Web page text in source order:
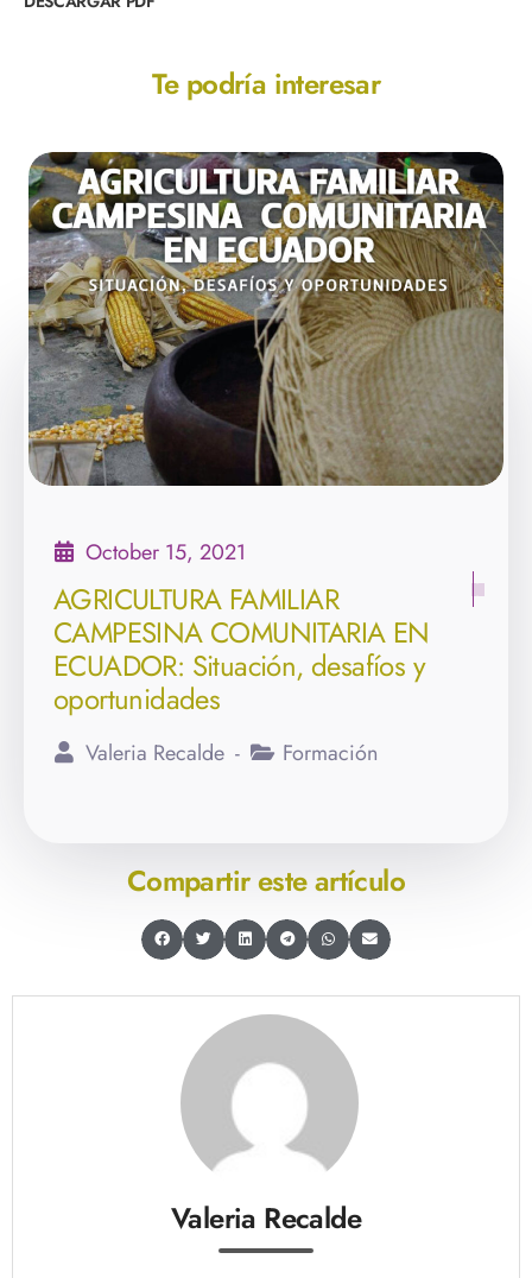
Te podría interesar
October 15, 2021
AGRICULTURA FAMILIAR
CAMPESINA COMUNITARIA EN
ECUADOR: Situación, desafíos y
oportunidades
Valeria Recalde Formación
Compartir este artículo
Valeria Recalde